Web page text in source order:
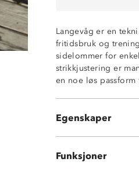
Langevåg er en
fritidsbruk og
sidelommer for
strikkjustering er
en noe løs
Egenskaper
4-veisstretch
2 sidelommer
Hurtigtørkende
Glatt stoff
Elastikk nede i
Funksjoner